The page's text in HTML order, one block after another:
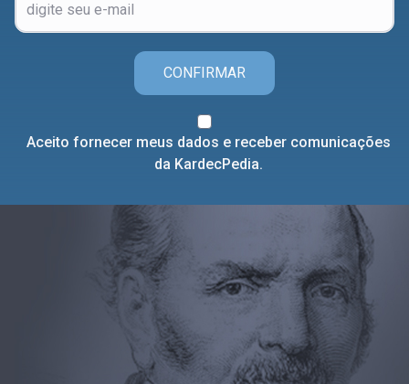
CONFIRMAR
Aceito fornecer meus dados e receber comunicações
da KardecPedia.